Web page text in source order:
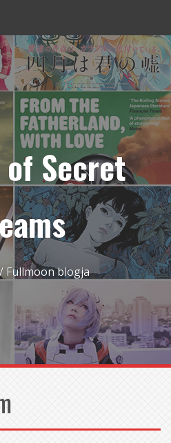
Secret
Fullmoon blogja